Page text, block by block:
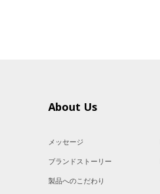
About Us
メッセージ
ブランドストーリー
製品へのこだわり